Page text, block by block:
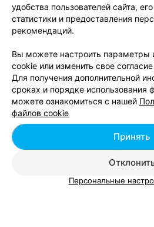
ЭФФЕКТИВНАЯ РЕКЛАМА НА САЙТЕ
удобства пользователей сайта,
статистики и предоставления
рекомендаций.
Вы можете настроить параметры
cookie или изменить свое
Для получения дополнительной
сроках и порядке использования
можете ознакомиться с нашей
файлов cookie
Принять
Персональные